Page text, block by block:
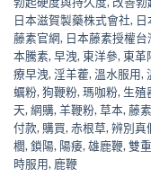
日本滋賀製藥株式會社,
藤素官網, 日本藤素授權台
本騰素,早洩,東洋參,東革
療早洩,淫羊藿,溫水服用,
蠣粉,狗鞭粉,瑪咖粉,生殖
天,網購,羊鞭粉,草本,藤素
付款, 購買,赤根草,辨別真
櫚,鎖陽, 陽痿,雄鹿鞭,雙
時服用, 鹿鞭